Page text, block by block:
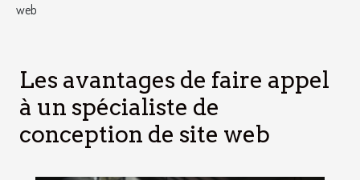
web
Les avantages de faire appel
à un spécialiste de
conception de site web